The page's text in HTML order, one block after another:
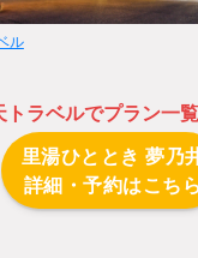
ル
トラベルでプラン一
里湯ひととき 夢乃
詳細・予約はこちら